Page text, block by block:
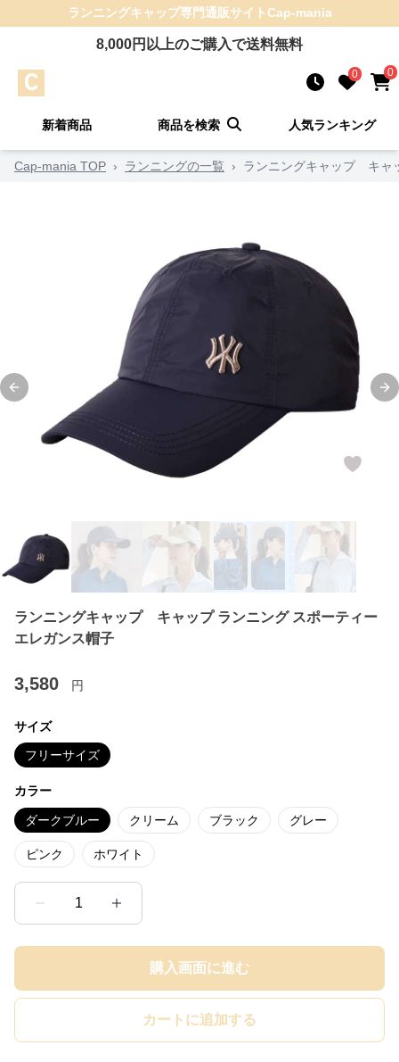
ランニングキャップ専門通販サイトCap-mania
8,000円以上のご購入で送料無料
0 0
新着商品 商品を検索 人気ランキング
Cap-mania TOP › ランニングの一覧 › ランニングキャップ キャ
Previous slide
ランニングキャップ キャップ ランニング スポーティー
エレガンス帽子
3,580 円
サイズ
フリーサイズ
カラー
ダークブルー クリーム ブラック グレー
ピンク ホワイト
1
購入画面に進む
カートに追加する